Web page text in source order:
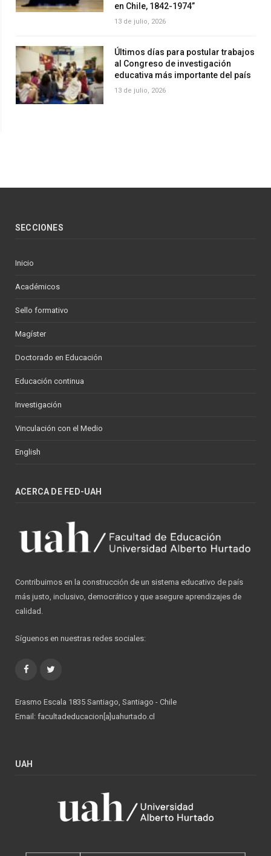
en Chile, 1842-1974”
13 de julio, 2026
Últimos días para postular trabajos
al Congreso de investigación
educativa más importante del país
13 de julio, 2026
SECCIONES
Inicio
Académicos
Sello formativo
Magíster
Doctorado en Educación
Educación continua
Investigación
Vinculación con el Medio
English
ACERCA DE FED-UAH
Contribuimos en la construcción de un sistema educativo de país
más justo, inclusivo, democrático y que asegure aprendizajes de
calidad.
Síguenos en nuestras redes sociales:
Facebook
Erasmo Escala 1835 Santiago, Santiago - Chile
Email: facultadeducacion[a]uahurtado.cl
UAH